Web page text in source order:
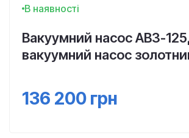
В наявності
Вакуумний насос АВЗ-
вакуумний насос
136 200 грн